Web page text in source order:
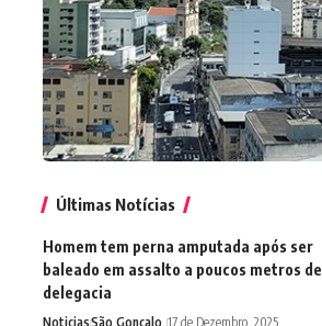
Últimas Notícias
Homem tem perna amputada após ser
baleado em assalto a poucos metros de
delegacia
NoticiasSão Gonçalo 17 de Dezembro, 2025